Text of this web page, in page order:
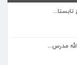
اعلام می گردد . ۱- محبوبه فیروز قوچان ۲-
[…]
مدرس...